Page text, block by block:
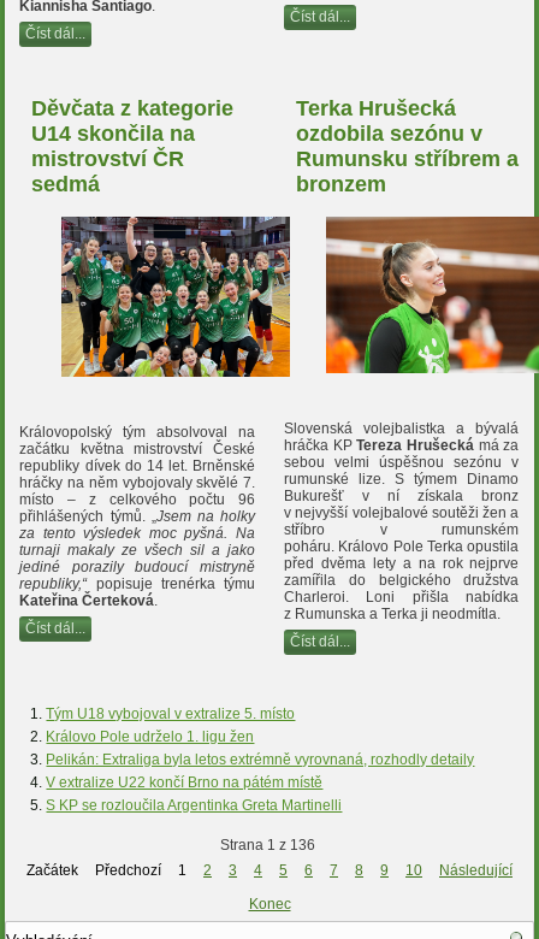
Kiannisha Santiago.
Číst dál...
Číst dál...
Děvčata z kategorie
U14 skončila na
mistrovství ČR
sedmá
Královopolský tým absolvoval na
začátku května mistrovství České
republiky dívek do 14 let. Brněnské
hráčky na něm vybojovaly skvělé 7.
místo – z celkového počtu 96
přihlášených týmů. „ Jsem na holky
za tento výsledek moc pyšná. Na
turnaji makaly ze všech sil a jako
jediné porazily budoucí mistryně
republiky,“popisuje trenérka týmu
Kateřina Čerteková
Číst dál...
Terka Hrušecká
ozdobila sezónu v
Rumunsku stříbrem a
bronzem
Slovenská volejbalistka a bývalá
hráčka KPTereza Hrušecká má za
sebou velmi úspěšnou sezónu v
rumunské lize. S týmem Dinamo
Bukurešť v ní získala bronz
v nejvyšší volejbalové soutěži žen a
stříbro v rumunském
poháru. Královo Pole Terka opustila
před dvěma lety a na rok nejprve
zamířila do belgického družstva
Charleroi. Loni přišla nabídka
z Rumunska a Terka ji neodmítla.
Číst dál...
Tým U18 vybojoval v extralize 5. místo
Královo Pole udrželo 1. ligu žen
Pelikán: Extraliga byla letos extrémně vyrovnaná, rozhodly detaily
V extralize U22 končí Brno na pátém místě
S KP se rozloučila Argentinka Greta Martinelli
Strana 1 z 136
Začátek
Předchozí 1 2 3 4 5 6 7 8 9 10
Následující
Konec